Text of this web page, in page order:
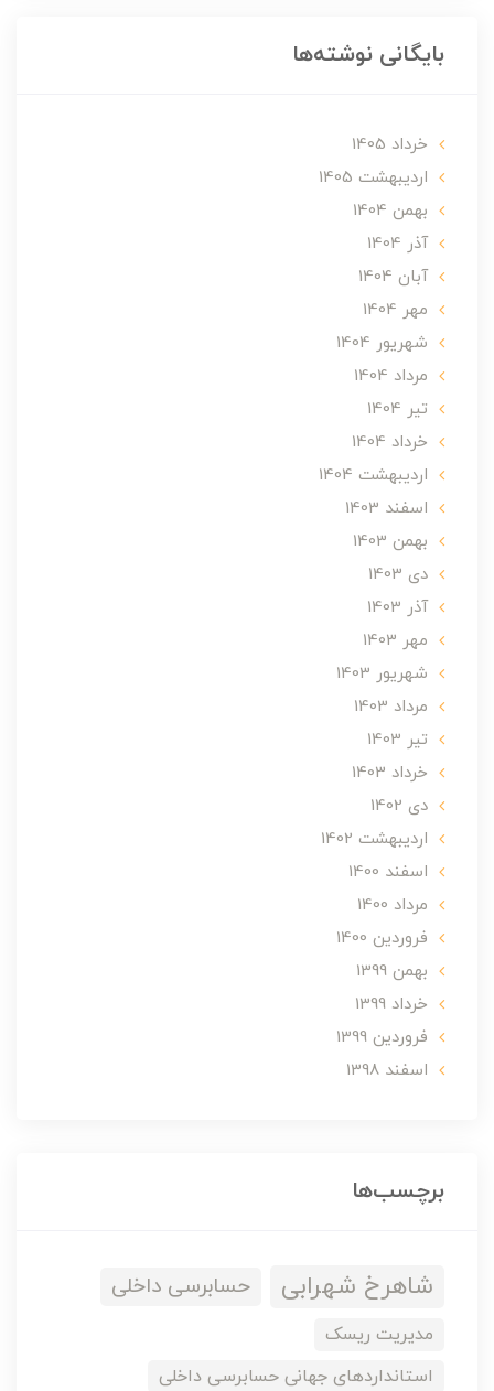
بایگانی نوشته‌ها
خرداد 1405
ارديبهشت 1405
بهمن 1404
آذر 1404
آبان 1404
مهر 1404
شهریور 1404
مرداد 1404
تير 1404
خرداد 1404
ارديبهشت 1404
اسفند 1403
بهمن 1403
دی 1403
آذر 1403
مهر 1403
شهریور 1403
مرداد 1403
تير 1403
خرداد 1403
دی 1402
ارديبهشت 1402
اسفند 1400
مرداد 1400
فروردین 1400
بهمن 1399
خرداد 1399
فروردین 1399
اسفند 1398
برچسب‌ها
شاهرخ شهرابی حسابرسی داخلی
مدیریت ریسک
استانداردهای جهانی حسابرسی داخلی